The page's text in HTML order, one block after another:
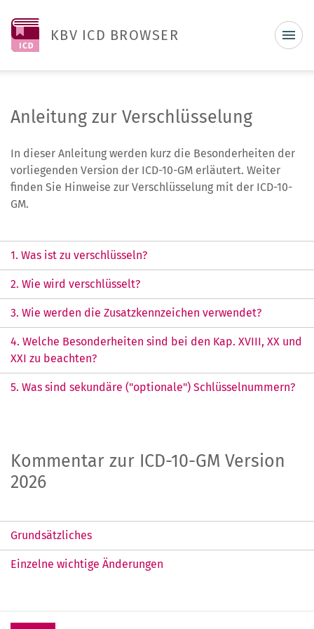
KBV ICD BROWSER
Anleitung zur Verschlüsselung
In dieser Anleitung werden kurz die Besonderheiten der
vorliegenden Version der ICD-10-GM erläutert. Weiter
finden Sie Hinweise zur Verschlüsselung mit der ICD-10-
GM.
1. Was ist zu verschlüsseln?
2. Wie wird verschlüsselt?
3. Wie werden die Zusatzkennzeichen verwendet?
4. Welche Besonderheiten sind bei den Kap. XVIII, XX und
XXI zu beachten?
5. Was sind sekundäre ("optionale") Schlüsselnummern?
Kommentar zur ICD-10-GM Version
2026
Grundsätzliches
Einzelne wichtige Änderungen